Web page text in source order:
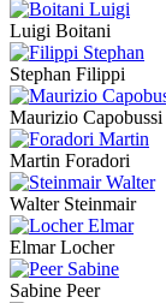
Luigi Boitani
Stephan Filippi
Maurizio Capobussi
Martin Foradori
Walter Steinmair
Elmar Locher
Sabine Peer